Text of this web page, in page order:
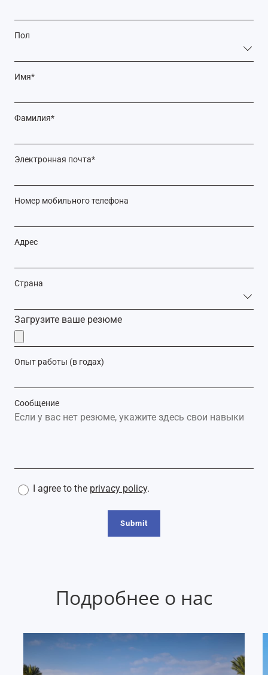
Пол
Имя*
Фамилия*
Электронная почта*
Номер мобильного телефона
Адрес
Страна
Загрузите ваше резюме
Опыт работы (в годах)
Сообщение
I agree to the privacy policy.
Submit
Подробнее о нас